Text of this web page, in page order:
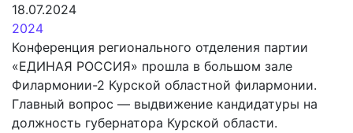
18.07.2024
2024
Конференция регионального отделения партии
«ЕДИНАЯ РОССИЯ» прошла в большом зале
Филармонии-2 Курской областной филармонии.
Главный вопрос — выдвижение кандидатуры на
должность губернатора Курской области.